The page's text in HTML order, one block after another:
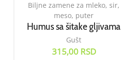
Biljne zamene za mleko, sir,
meso, puter
Humus sa šitake gljivama
Gušt
315,00 RSD